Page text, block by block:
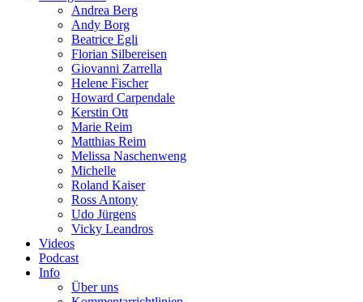
Andrea Berg
Andy Borg
Beatrice Egli
Florian Silbereisen
Giovanni Zarrella
Helene Fischer
Howard Carpendale
Kerstin Ott
Marie Reim
Matthias Reim
Melissa Naschenweng
Michelle
Roland Kaiser
Ross Antony
Udo Jürgens
Vicky Leandros
Videos
Podcast
Info
Über uns